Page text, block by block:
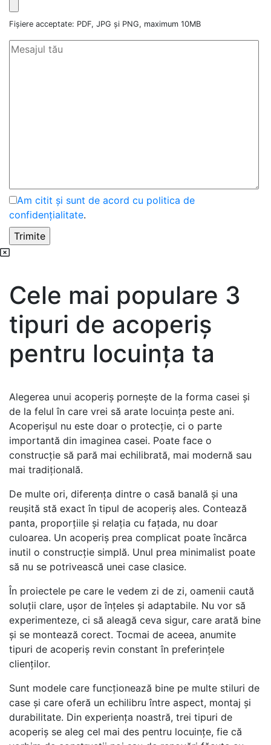
Fișiere acceptate: PDF, JPG și PNG, maximum 10MB
Am citit și sunt de acord cu politica de
confidențialitate.
Cele mai populare 3
tipuri de acoperiș
pentru locuința ta
Alegerea unui acoperiș pornește de la forma casei și
de la felul în care vrei să arate locuința peste ani.
Acoperișul nu este doar o protecție, ci o parte
importantă din imaginea casei. Poate face o
construcție să pară mai echilibrată, mai modernă sau
mai tradițională.
De multe ori, diferența dintre o casă banală și una
reușită stă exact în tipul de acoperiș ales. Contează
panta, proporțiile și relația cu fațada, nu doar
culoarea. Un acoperiș prea complicat poate încărca
inutil o construcție simplă. Unul prea minimalist poate
să nu se potrivească unei case clasice.
În proiectele pe care le vedem zi de zi, oamenii caută
soluții clare, ușor de înțeles și adaptabile. Nu vor să
experimenteze, ci să aleagă ceva sigur, care arată bine
și se montează corect. Tocmai de aceea, anumite
tipuri de acoperiș revin constant în preferințele
clienților.
Sunt modele care funcționează bine pe multe stiluri de
case și care oferă un echilibru între aspect, montaj și
durabilitate. Din experiența noastră, trei tipuri de
acoperiș se aleg cel mai des pentru locuințe, fie că